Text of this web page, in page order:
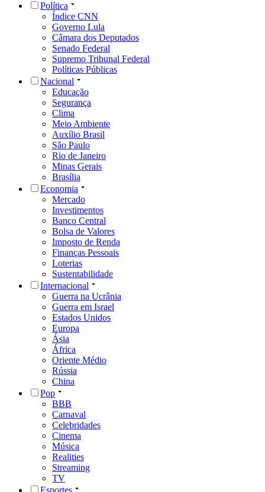
Política
Índice CNN
Governo Lula
Câmara dos Deputados
Senado Federal
Supremo Tribunal Federal
Políticas Públicas
Nacional
Educação
Segurança
Clima
Meio Ambiente
Auxílio Brasil
São Paulo
Rio de Janeiro
Minas Gerais
Brasília
Economia
Mercado
Investimentos
Banco Central
Bolsa de Valores
Imposto de Renda
Finanças Pessoais
Loterias
Sustentabilidade
Internacional
Guerra na Ucrânia
Guerra em Israel
Estados Unidos
Europa
Ásia
África
Oriente Médio
Rússia
China
Pop
BBB
Carnaval
Celebridades
Cinema
Música
Realities
Streaming
TV